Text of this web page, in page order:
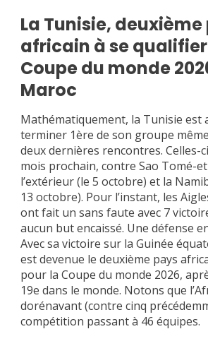
La Tunisie, deuxième
africain à se
Coupe du monde
Maroc
Mathématiquement, la Tunisie est
terminer 1ère de son groupe
deux dernières rencontres. Celles-
mois prochain, contre Sao Tomé-
l’extérieur (le 5 octobre) et la
13 octobre). Pour l’instant, les
ont fait un sans faute avec 7
aucun but encaissé. Une défense
Avec sa victoire sur la Guinée
est devenue le deuxième pays
pour la Coupe du monde 2026,
19e dans le monde. Notons que
dorénavant (contre cinq
compétition passant à 46 équipes.